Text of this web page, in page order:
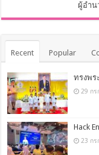
ผู้อำน
Recent Popular
ทรงพร
29 ก
Hack
23 ก